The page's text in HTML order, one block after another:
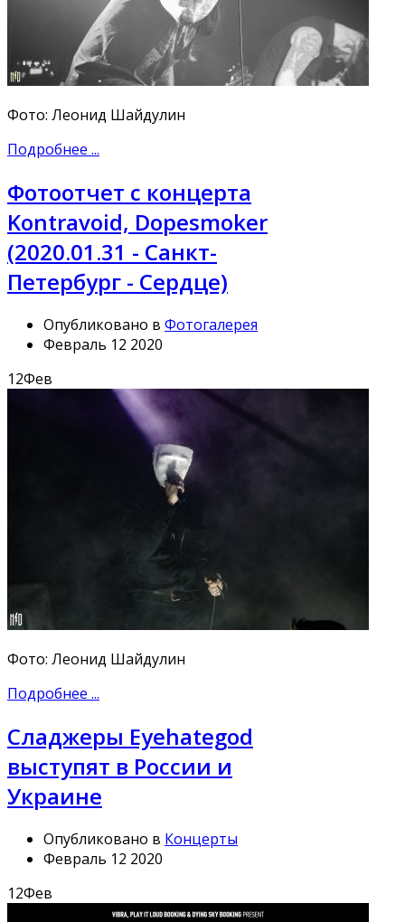
Фото: Леонид Шайдулин
Подробнее ...
Фотоотчет с концерта
Kontravoid, Dopesmoker
(2020.01.31 - Санкт-
Петербург - Сердце)
Опубликовано в Фотогалерея
Февраль 12 2020
12Фев
Фото: Леонид Шайдулин
Подробнее ...
Сладжеры Eyehategod
выступят в России и
Украине
Опубликовано в Концерты
Февраль 12 2020
12Фев